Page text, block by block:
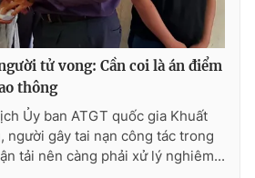
024.66 897 897
7300.7108tử vong: Cần coi là án điểm
thông
Ủy ban ATGT quốc gia Khuất
người gây tai nạn công tác trong
tải nên càng phải xử lý nghiêm...